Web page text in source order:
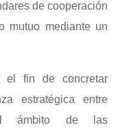
de cooperación
mutuo mediante un
el fin de concretar
estratégica entre
ámbito de las